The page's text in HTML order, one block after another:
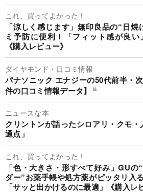
これ、買ってよかった！
「涼しく感じます」無印良品の“日
ミ予防に便利！「フィット感が良い
《購入レビュー》
ダイヤモンド・口コミ情報
パナソニック エナジーの50代前半・
件の口コミ情報データ】
ニュースな本
クリントンが語ったシロアリ・クモ
通点」
これ、買ってよかった！
「色・大きさ・形すべて好み」GU
ダー”お薬手帳や処方薬がピッタリ入
「サッと出かけるのに最適」《購入レ